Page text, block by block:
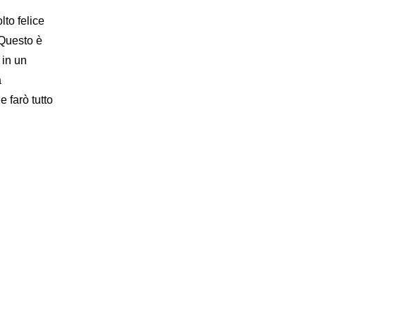
felice
è
un
farò tutto